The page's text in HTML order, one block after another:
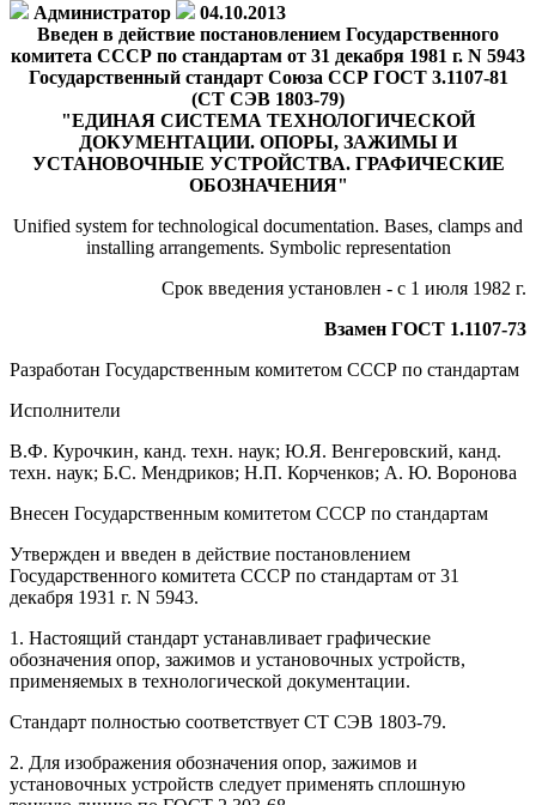
Администратор
04.10.2013
Введен в действие постановлением Государственного
комитета СССР по стандартам от 31 декабря 1981 г. N 5943
Государственный стандарт Союза ССР ГОСТ 3.1107-81
(СТ СЭВ 1803-79)
"ЕДИНАЯ СИСТЕМА ТЕХНОЛОГИЧЕСКОЙ
ДОКУМЕНТАЦИИ. ОПОРЫ, ЗАЖИМЫ И
УСТАНОВОЧНЫЕ УСТРОЙСТВА. ГРАФИЧЕСКИЕ
ОБОЗНАЧЕНИЯ"
Unified system for technological documentation. Bases, clamps and
installing arrangements. Symbolic representation
Срок введения установлен - с 1 июля 1982 г.
Взамен ГОСТ 1.1107-73
Разработан Государственным комитетом СССР по стандартам
Исполнители
В.Ф. Курочкин, канд. техн. наук; Ю.Я. Венгеровский, канд.
техн. наук; Б.С. Мендриков; Н.П. Корченков; А. Ю. Воронова
Внесен Государственным комитетом СССР по стандартам
Утвержден и введен в действие постановлением
Государственного комитета СССР по стандартам от 31
декабря 1931 г. N 5943.
1. Настоящий стандарт устанавливает графические
обозначения опор, зажимов и установочных устройств,
применяемых в технологической документации.
Стандарт полностью соответствует СТ СЭВ 1803-79.
2. Для изображения обозначения опор, зажимов и
установочных устройств следует применять сплошную